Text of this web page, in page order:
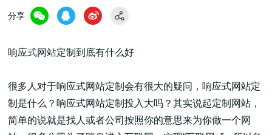
潮玩技术解决方案
分享
响应式网站定制到底有什么好
很多人对于响应式网站定制会有很大的疑问，响应式网站定
制是什么？响应式网站定制投入大吗？其实说起定制网站，
简单的说就是找人或者公司按照你的意思来为你做一个网